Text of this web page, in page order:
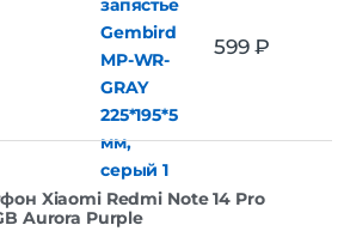
599₽
Xiaomi Redmi Note 14 Pro
Aurora Purple